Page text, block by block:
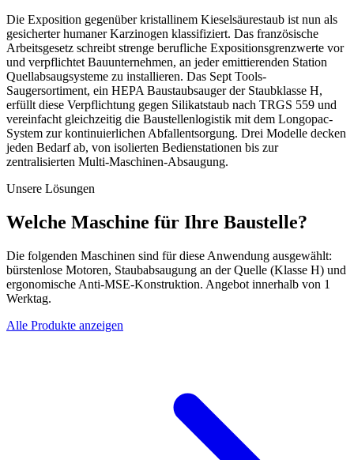
Die Exposition gegenüber kristallinem Kieselsäurestaub ist nun als
gesicherter humaner Karzinogen klassifiziert. Das französische
Arbeitsgesetz schreibt strenge berufliche Expositionsgrenzwerte vor
und verpflichtet Bauunternehmen, an jeder emittierenden Station
Quellabsaugsysteme zu installieren. Das Sept Tools-
Saugersortiment, ein HEPA Baustaubsauger der Staubklasse H,
erfüllt diese Verpflichtung gegen Silikatstaub nach TRGS 559 und
vereinfacht gleichzeitig die Baustellenlogistik mit dem Longopac-
System zur kontinuierlichen Abfallentsorgung. Drei Modelle decken
jeden Bedarf ab, von isolierten Bedienstationen bis zur
zentralisierten Multi-Maschinen-Absaugung.
Unsere Lösungen
Welche Maschine für Ihre Baustelle?
Die folgenden Maschinen sind für diese Anwendung ausgewählt:
bürstenlose Motoren, Staubabsaugung an der Quelle (Klasse H) und
ergonomische Anti-MSE-Konstruktion. Angebot innerhalb von 1
Werktag.
Alle Produkte anzeigen